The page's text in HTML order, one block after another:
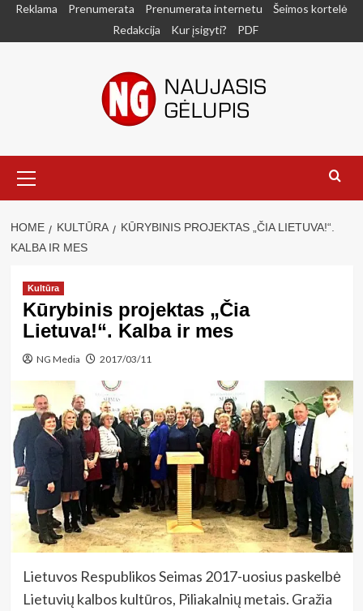
SkipReklama Prenumerata Prenumerata internetu
Šeimos kortelė
Redakcija
Kur įsigyti? PDF
Menu
HOME KULTŪRA
KŪRYBINIS PROJEKTAS „ČIA LIETUVA!“.
KALBA IR MES
Kultūra
Kūrybinis projektas „Čia
Lietuva!“. Kalba ir mes
NG Media 2017/03/11
Lietuvos Respublikos Seimas 2017-uosius paskelbė
Lietuvių kalbos kultūros, Piliakalnių metais. Gražia